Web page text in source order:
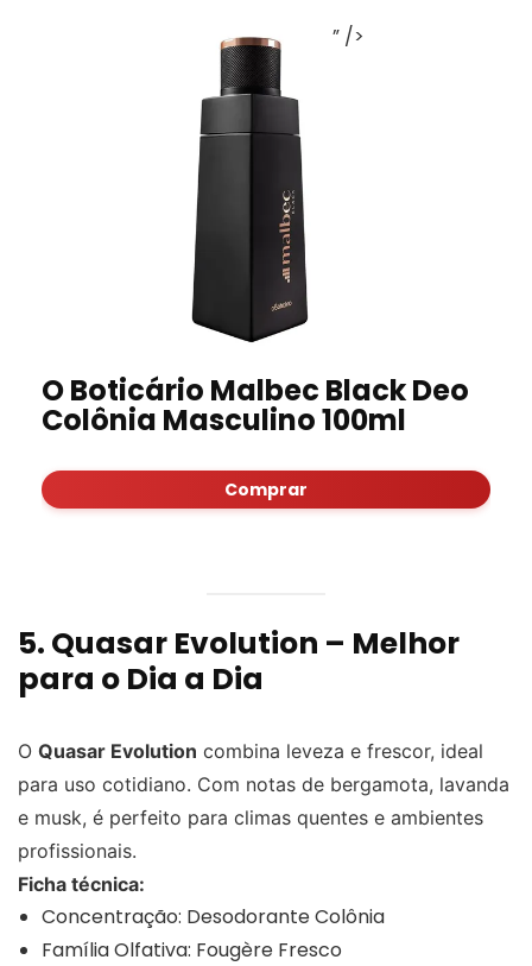
” />
O Boticário Malbec Black Deo
Colônia Masculino 100ml
Comprar
5. Quasar Evolution – Melhor
para o Dia a Dia
O Quasar Evolution combina leveza e frescor, ideal
para uso cotidiano. Com notas de bergamota, lavanda
e musk, é perfeito para climas quentes e ambientes
profissionais.
Ficha técnica:
Concentração: Desodorante Colônia
Família Olfativa: Fougère Fresco